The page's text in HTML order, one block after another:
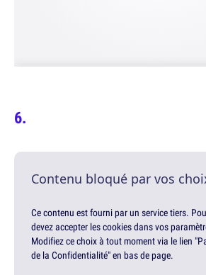
Contenu bloqué par vos
Ce contenu est fourni par un service tiers.
devez accepter les cookies dans vos
Modifiez ce choix à tout moment via le lien
de la Confidentialité" en bas de page.